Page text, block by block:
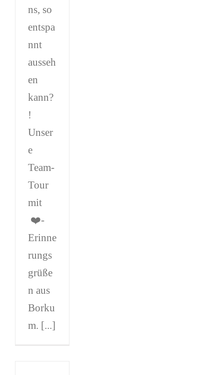
ns, so
entspa
nnt
ausseh
en
kann?
!
Unser
e
Team-
Tour
mit
❤️-
Erinne
rungs
grüße
n aus
Borku
m. [...]